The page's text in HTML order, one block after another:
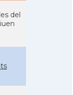
del